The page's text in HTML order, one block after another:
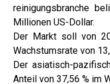
reinigungsbranche
Millionen US-Dollar.
Der Markt soll von
Wachstumsrate von
Der asiatisch-
Anteil von 37,56 % im